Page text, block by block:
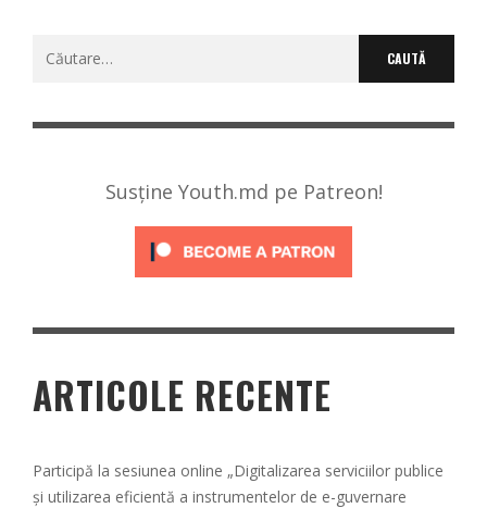
Susține Youth.md pe Patreon!
ARTICOLE RECENTE
Participă la sesiunea online „Digitalizarea serviciilor publice
și utilizarea eficientă a instrumentelor de e-guvernare